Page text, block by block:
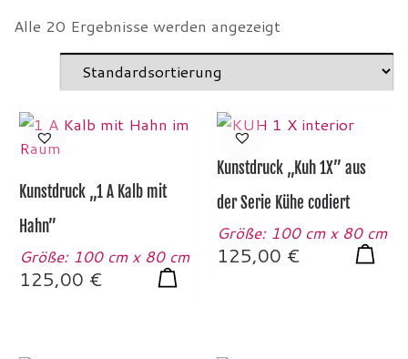
Alle 20 Ergebnisse werden angezeigt
Kunstdruck „1 A Kalb mit
Hahn”
Größe: 100 cm x 80 cm
125,00 €
Kunstdruck „Kuh 1X” aus
der Serie Kühe codiert
Größe: 100 cm x 80 cm
125,00 €